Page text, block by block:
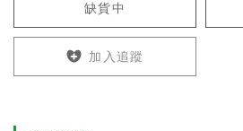
缺貨中
加入追蹤